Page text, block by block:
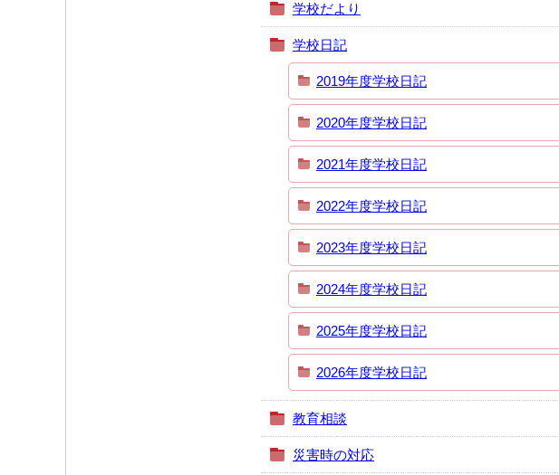
学校だより
学校日記
2019年度学校日記
2020年度学校日記
2021年度学校日記
2022年度学校日記
2023年度学校日記
2024年度学校日記
2025年度学校日記
2026年度学校日記
教育相談
災害時の対応